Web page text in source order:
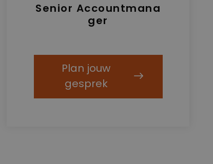
Senior Accountmana
ger
Plan jouw
gesprek